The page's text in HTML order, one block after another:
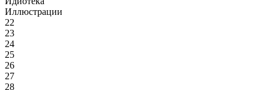
Иллюстрации
22
23
24
25
26
27
28